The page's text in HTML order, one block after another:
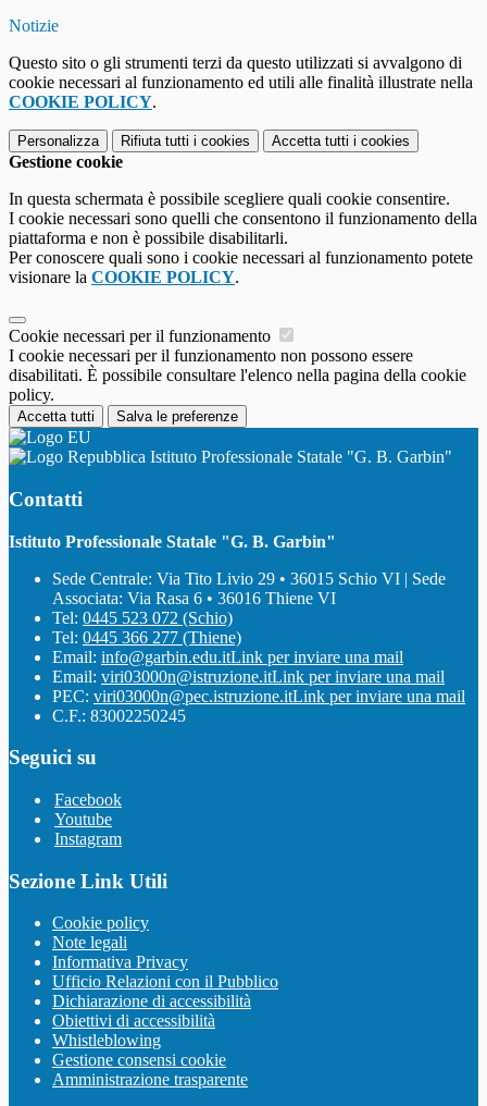
Notizie
Questo sito o gli strumenti terzi da questo utilizzati si avvalgono di
cookie necessari al funzionamento ed utili alle finalità illustrate nella
COOKIE POLICY.
Personalizza Rifiuta tutti i cookies Accetta tutti i cookies
Gestione cookie
In questa schermata è possibile scegliere quali cookie consentire.
I cookie necessari sono quelli che consentono il funzionamento della
piattaforma e non è possibile disabilitarli.
Per conoscere quali sono i cookie necessari al funzionamento potete
visionare la COOKIE POLICY.
Cookie necessari per il funzionamento
I cookie necessari per il funzionamento non possono essere
disabilitati. È possibile consultare l'elenco nella pagina della cookie
policy.
Accetta tutti Salva le preferenze
Istituto Professionale Statale "G. B. Garbin"
Contatti
Istituto Professionale Statale "G. B. Garbin"
Sede Centrale: Via Tito Livio 29 • 36015 Schio VI | Sede
Associata: Via Rasa 6 • 36016 Thiene VI
Tel: 0445 523 072 (Schio)
Tel: 0445 366 277 (Thiene)
Email: info@garbin.edu.itLink per inviare una mail
Email: viri03000n@istruzione.itLink per inviare una mail
PEC: viri03000n@pec.istruzione.itLink per inviare una mail
C.F.: 83002250245
Seguici su
Facebook
Youtube
Instagram
Sezione Link Utili
Cookie policy
Note legali
Informativa Privacy
Ufficio Relazioni con il Pubblico
Dichiarazione di accessibilità
Obiettivi di accessibilità
Whistleblowing
Gestione consensi cookie
Amministrazione trasparente